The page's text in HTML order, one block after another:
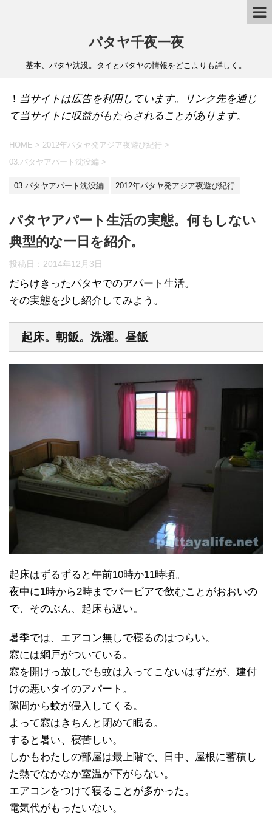
パタヤ千夜一夜
基本、パタヤ沈没。タイとパタヤの情報をどこよりも詳しく。
！ 当サイトは広告を利用しています。リンク先を通じ
て当サイトに収益がもたらされることがあります。
HOME > 2012年パタヤ発アジア夜遊び紀行 >
03.パタヤアパート沈没編 >
03.パタヤアパート沈没編 2012年パタヤ発アジア夜遊び紀行
パタヤアパート生活の実態。何もしない
典型的な一日を紹介。
投稿日： 2014年12月3日
だらけきったパタヤでのアパート生活。
その実態を少し紹介してみよう。
起床。朝飯。洗濯。昼飯
起床はずるずると午前10時か11時頃。
夜中に1時から2時までバービアで飲むことがおおいの
で、そのぶん、起床も遅い。
暑季では、エアコン無しで寝るのはつらい。
窓には網戸がついている。
窓を開けっ放しでも蚊は入ってこないはずだが、建付
けの悪いタイのアパート。
隙間から蚊が侵入してくる。
よって窓はきちんと閉めて眠る。
すると暑い、寝苦しい。
しかもわたしの部屋は最上階で、日中、屋根に蓄積し
た熱でなかなか室温が下がらない。
エアコンをつけて寝ることが多かった。
電気代がもったいない。